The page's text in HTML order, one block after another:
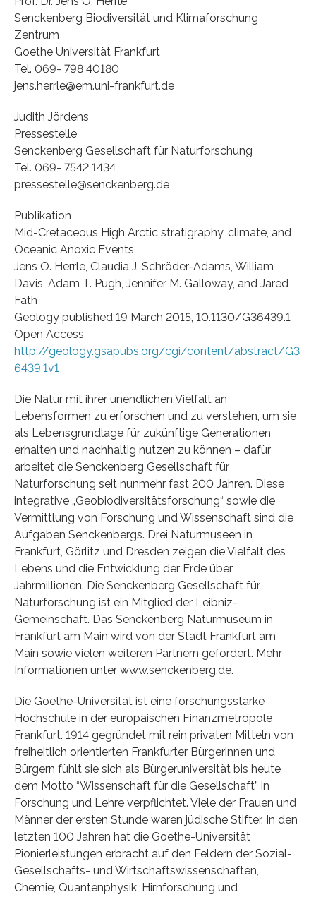
Senckenberg Biodiversität und Klimaforschung
Zentrum
Goethe Universität Frankfurt
Tel. 069- 798 40180
jens.herrle@em.uni-frankfurt.de
Judith Jördens
Pressestelle
Senckenberg Gesellschaft für Naturforschung
Tel. 069- 7542 1434
pressestelle@senckenberg.de
Publikation
Mid-Cretaceous High Arctic stratigraphy, climate, and
Oceanic Anoxic Events
Jens O. Herrle, Claudia J. Schröder-Adams, William
Davis, Adam T. Pugh, Jennifer M. Galloway, and Jared
Fath
Geology published 19 March 2015, 10.1130/G36439.1
Open Access
http://geology.gsapubs.org/cgi/content/abstract/G3
6439.1v1
Die Natur mit ihrer unendlichen Vielfalt an
Lebensformen zu erforschen und zu verstehen, um sie
als Lebensgrundlage für zukünftige Generationen
erhalten und nachhaltig nutzen zu können – dafür
arbeitet die Senckenberg Gesellschaft für
Naturforschung seit nunmehr fast 200 Jahren. Diese
integrative „Geobiodiversitätsforschung“ sowie die
Vermittlung von Forschung und Wissenschaft sind die
Aufgaben Senckenbergs. Drei Naturmuseen in
Frankfurt, Görlitz und Dresden zeigen die Vielfalt des
Lebens und die Entwicklung der Erde über
Jahrmillionen. Die Senckenberg Gesellschaft für
Naturforschung ist ein Mitglied der Leibniz-
Gemeinschaft. Das Senckenberg Naturmuseum in
Frankfurt am Main wird von der Stadt Frankfurt am
Main sowie vielen weiteren Partnern gefördert. Mehr
Informationen unter www.senckenberg.de.
Die Goethe-Universität ist eine forschungsstarke
Hochschule in der europäischen Finanzmetropole
Frankfurt. 1914 gegründet mit rein privaten Mitteln von
freiheitlich orientierten Frankfurter Bürgerinnen und
Bürgern fühlt sie sich als Bürgeruniversität bis heute
dem Motto “Wissenschaft für die Gesellschaft” in
Forschung und Lehre verpflichtet. Viele der Frauen und
Männer der ersten Stunde waren jüdische Stifter. In den
letzten 100 Jahren hat die Goethe-Universität
Pionierleistungen erbracht auf den Feldern der Sozial-,
Gesellschafts- und Wirtschaftswissenschaften,
Chemie, Quantenphysik, Hirnforschung und